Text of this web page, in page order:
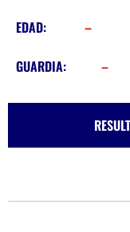
EDAD: –
GUARDIA: –